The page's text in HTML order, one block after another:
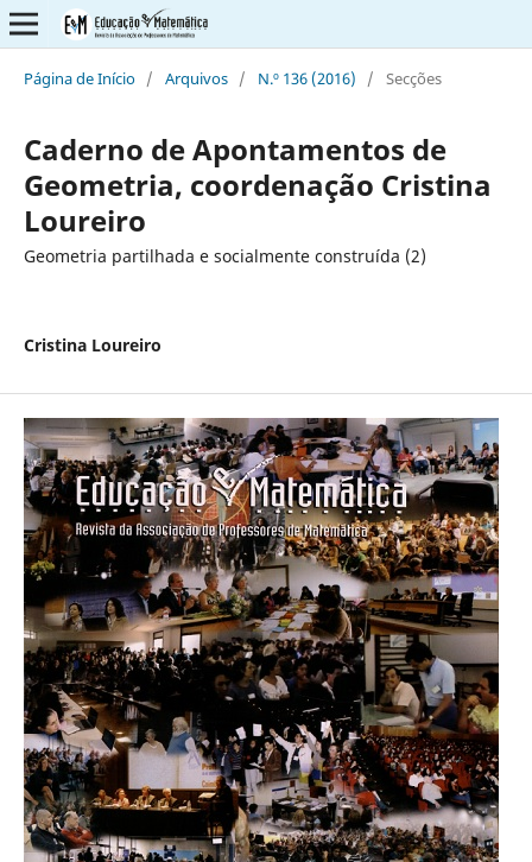
Página de Início / Arquivos / N.º 136 (2016) / Secções
Caderno de Apontamentos de
Geometria, coordenação Cristina
Loureiro
Geometria partilhada e socialmente construída (2)
Cristina Loureiro